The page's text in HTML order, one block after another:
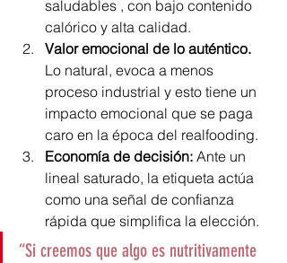
saludables , con bajo contenido
calórico y alta calidad.
Valor emocional de lo auténtico.
Lo natural, evoca a menos
proceso industrial y esto tiene un
impacto emocional que se paga
caro en la época del realfooding.
Economía de decisión: Ante un
lineal saturado, la etiqueta actúa
como una señal de confianza
rápida que simplifica la elección.
“Si creemos que algo es nutritivamente